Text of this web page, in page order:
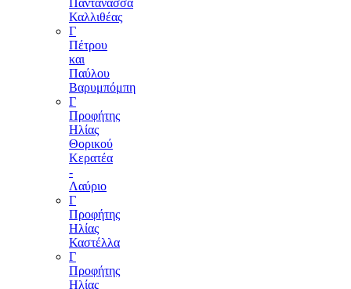
Παντάνασσα
Καλλιθέας
Γ
Πέτρου
και
Παύλου
Βαρυμπόμπη
Γ
Προφήτης
Ηλίας
Θορικού
Κερατέα
-
Λαύριο
Γ
Προφήτης
Ηλίας
Καστέλλα
Γ
Προφήτης
Ηλίας